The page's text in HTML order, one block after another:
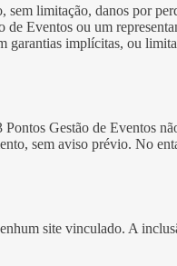
limitação, danos por
Eventos ou um
implícitas, ou
Gestão de Eventos
sem aviso prévio. No
site vinculado. A